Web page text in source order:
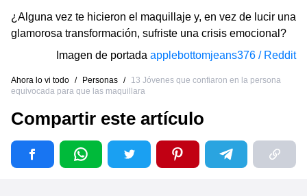
¿Alguna vez te hicieron el maquillaje y, en vez de lucir una
glamorosa transformación, sufriste una crisis emocional?
Imagen de portada applebottomjeans376 / Reddit
Ahora lo vi todo / Personas /
13 Jóvenes que confiaron en la persona
equivocada para que las maquillara
Compartir este artículo